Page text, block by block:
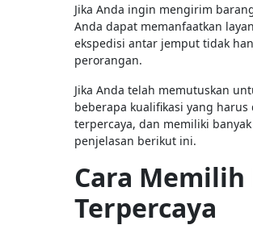
Jika Anda ingin mengirim
Anda dapat memanfaatkan
ekspedisi antar jemput tidak
perorangan.
Jika Anda telah memutuskan
beberapa kualifikasi yang
terpercaya, dan memiliki
penjelasan berikut ini.
Cara
Terpercaya